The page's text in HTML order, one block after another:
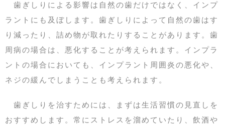
歯ぎしりによる影響は自然の歯だけではなく、インプ
ラントにも及ぼします。歯ぎしりによって自然の歯はす
り減ったり、詰め物が取れたりすることがあります。歯
周病の場合は、悪化することが考えられます。インプラ
ントの場合においても、インプラント周囲炎の悪化や、
ネジの緩んでしまうことも考えられます。
歯ぎしりを治すためには、まずは生活習慣の見直しを
おすすめします。常にストレスを溜めていたり、飲酒や